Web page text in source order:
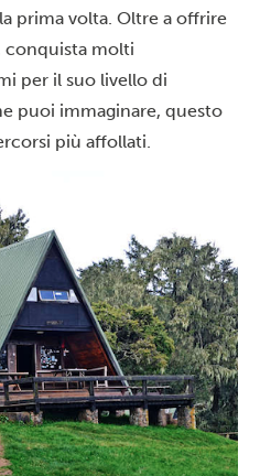
prima volta. Oltre a offrire
conquista molti
per il suo livello di
puoi immaginare, questo
più affollati.